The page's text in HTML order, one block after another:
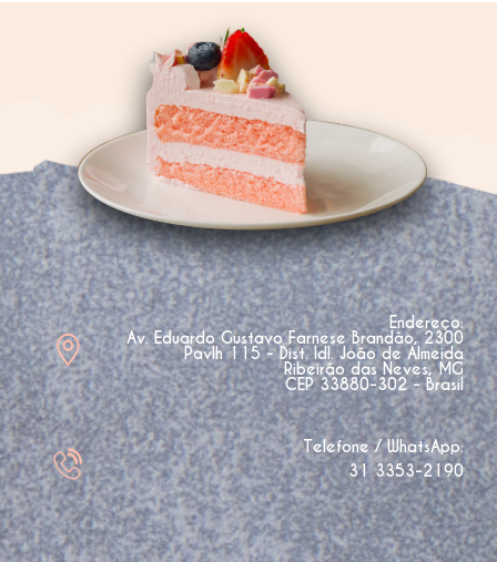
Endereço:
Av. Eduardo Gustavo Farnese Brandão, 2300
Pavlh 115 - Dist. Idl. João de Almeida
Ribeirão das Neves, MG
CEP 33880-302 - Brasil
Telefone / WhatsApp:
31 3353-2190